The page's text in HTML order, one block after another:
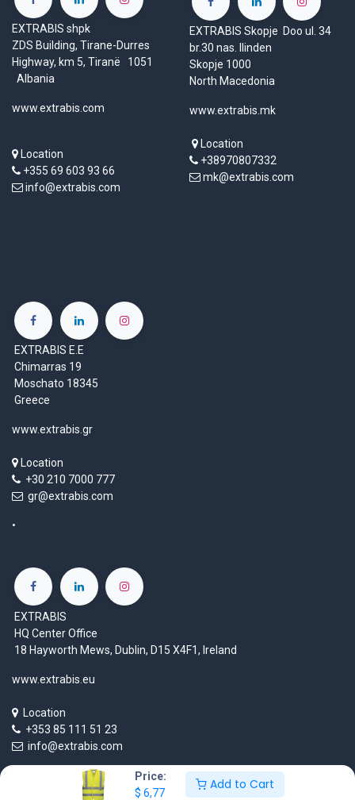
Price:
$ 6,77
Add to Cart
EXTRABIS shpk
ZDS Building, Tirane-Durres
Highway, km 5, Tiranë 1051
Albania
www.extrabis.com
Location
+355 69 603 93 66
info@extrabis.com
EXTRABIS Skopje Doo ul. 34
br.30 nas. Ilinden
Skopje 1000
North Macedonia
www.extrabis.mk
Location
+38970807332
mk@extrabis.com
EXTRABIS E.E
Chimarras 19
Moschato 18345
Greece
www.extrabis.gr
Location
+30 210 7000 777
gr@extrabis.com
EXTRABIS
HQ Center Office
18 Hayworth Mews, Dublin, D15 X4F1, Ireland
www.extrabis.eu
Location
+353 85 111 51 23
info@extrabis.com